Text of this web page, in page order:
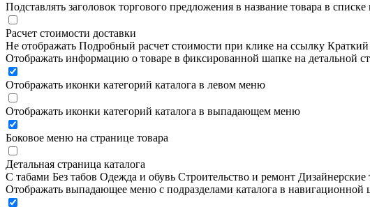
Подставлять заголовок торгового предложения в название товара в
Расчет стоимости доставки
Не отображать Подробный расчет стоимости при клике на ссылку Краткий
Отображать информацию о товаре в фиксированной шапке на детальной
Отображать иконки категорий каталога в левом меню
Отображать иконки категорий каталога в выпадающем меню
Боковое меню на странице товара
Детальная страница каталога
С табами Без табов Одежда и обувь Строительство и ремонт Дизайнерские
Отображать выпадающее меню с подразделами каталога в навигационной